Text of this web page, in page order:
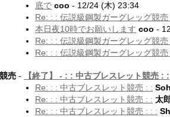
底で coo - 12/24 (木) 23:34
Re: : : 伝説級鋼製ガーグレッグ競売
本日夜10時でお願いします coo -
Re: : : 伝説級鋼製ガーグレッグ競売
Re: : : 伝説級鋼製ガーグレッグ競売
競売 - 【終了】 - : : 中古ブレスレット競売 : :
Re: : : 中古ブレスレット競売 : : Soh
Re: : : 中古ブレスレット競売 : : 太
Re: : : 中古ブレスレット競売 : : :